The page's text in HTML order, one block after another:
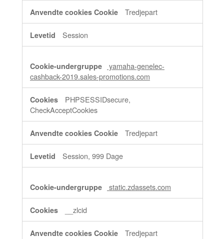
Tredjepart
Session
yamaha-genelec-
cashback-2019.sales-promotions.com
PHPSESSIDsecure,
CheckAcceptCookies
Tredjepart
Session, 999 Dage
static.zdassets.com
__zlcid
Tredjepart